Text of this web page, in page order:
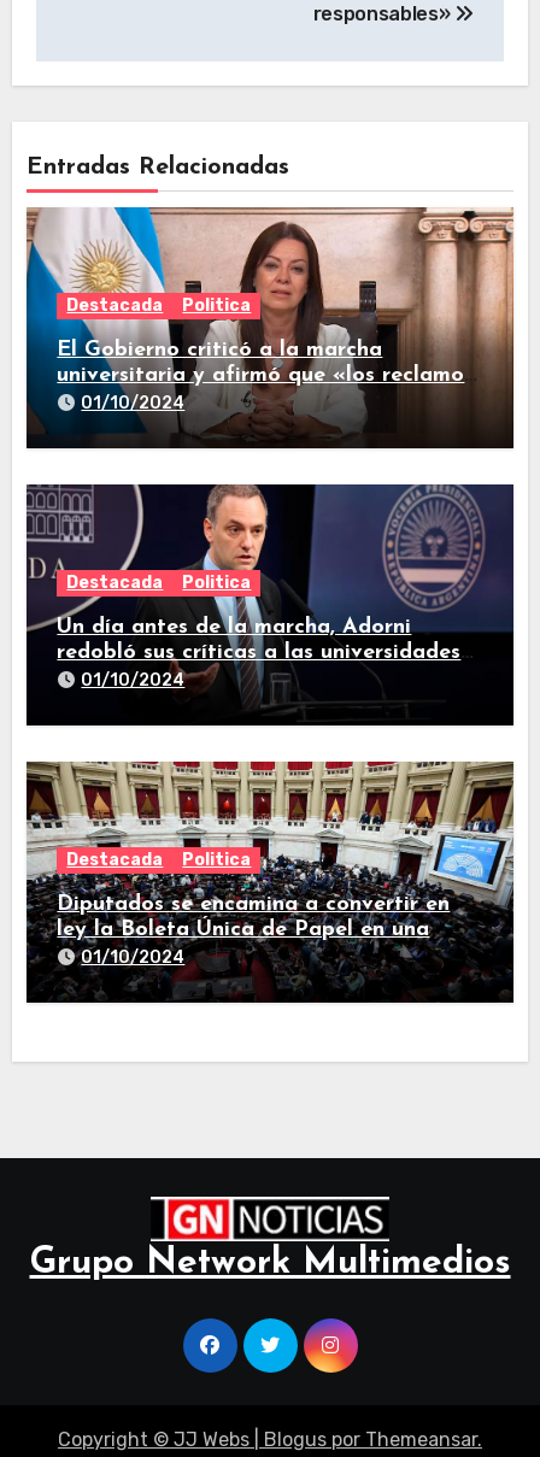
responsables»
Entradas Relacionadas
Destacada Politica
El Gobierno criticó a la marcha
universitaria y afirmó que «los reclamos
están todos resueltos»
01/10/2024
Destacada Politica
Un día antes de la marcha, Adorni
redobló sus críticas a las universidades
nacionales
01/10/2024
Destacada Politica
Diputados se encamina a convertir en
ley la Boleta Única de Papel en una
larga sesión
01/10/2024
Grupo Network Multimedios
Copyright © JJ Webs Blogus por Themeansar.